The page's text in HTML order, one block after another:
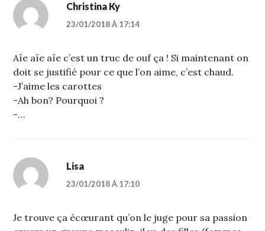
Christina Ky
23/01/2018 À 17:14
Aïe aïe aïe c’est un truc de ouf ça ! Si maintenant on
doit se justifié pour ce que l’on aime, c’est chaud.
-J’aime les carottes
-Ah bon? Pourquoi ?
-…
Lisa
23/01/2018 À 17:10
Je trouve ça écœurant qu’on le juge pour sa passion